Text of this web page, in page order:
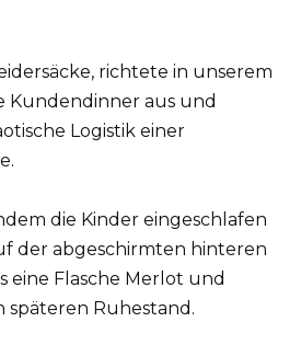
richtete in unserem
Kundendinner aus und
Logistik einer
die Kinder eingeschlafen
der abgeschirmten hinteren
eine Flasche Merlot und
späteren Ruhestand.